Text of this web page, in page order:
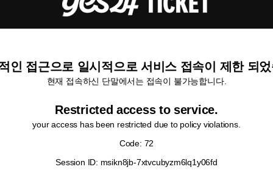
인 접근으로 일시적으로 서비스 접속이 제한 되
현재 접속하신 단말에서는 접속이 불가능합니다.
Restricted access to service.
your access has been restricted due to policy violations.
Code: 72
Session ID: msikn8jb-7xtvcubyzm6lq1y06fd